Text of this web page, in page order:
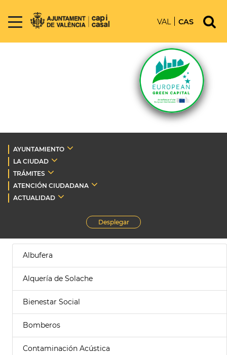
VAL CAS
AYUNTAMIENTO
LA CIUDAD
TRÁMITES
ATENCIÓN CIUDADANA
ACTUALIDAD
Desplegar
Albufera
Alquería de Solache
Bienestar Social
Bomberos
Contaminación Acústica